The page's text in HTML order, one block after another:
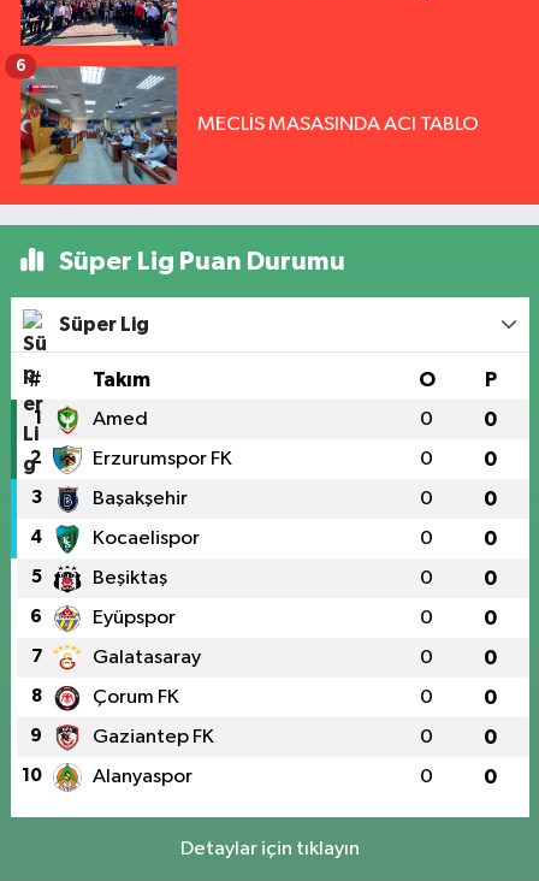
MECLİS MASASINDA ACI TABLO
6
Süper Lig Puan Durumu
Süper Lig
# Takım O P
1 Amed 0 0
2 Erzurumspor FK 0 0
3 Başakşehir 0 0
4 Kocaelispor 0 0
5 Beşiktaş 0 0
6 Eyüpspor 0 0
7 Galatasaray 0 0
8 Çorum FK 0 0
9 Gaziantep FK 0 0
10 Alanyaspor 0 0
Detaylar için tıklayın